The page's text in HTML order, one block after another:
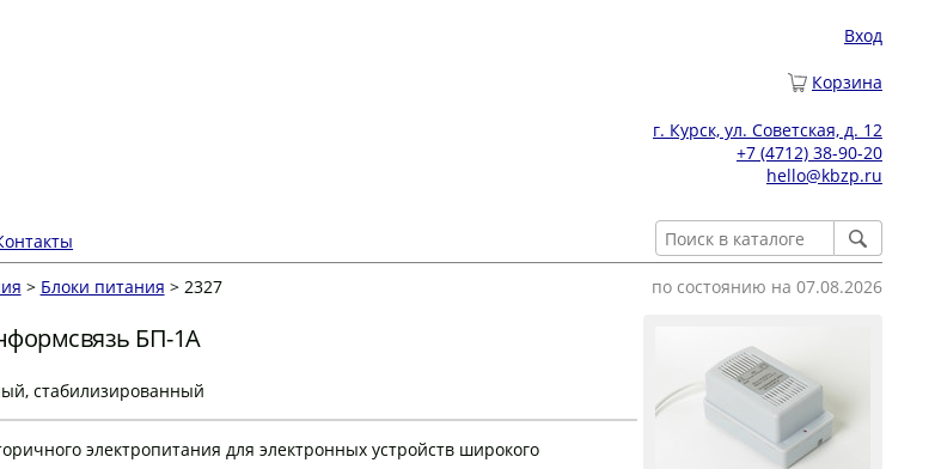
Вход
Корзина
г. Курск, ул. Советская, д. 12
+7 (4712) 38-90-20
hello@kbzp.ru
по состоянию на 07.08.2026
> Блоки питания > 2327
БП-1А
стабилизированный
электропитания для электронных устройств широкого